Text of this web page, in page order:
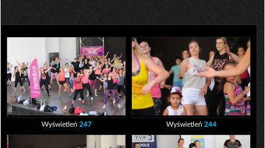
Wyświetleń 247 Wyświetleń 244